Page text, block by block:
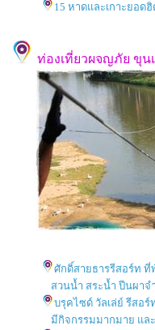
15 หาดและเกาะยอด
ท่องเที่ยวผจญภัย ขุน
ศักดิ์สายธารรีสอร์ท
สวนน้ำ สระน้ำ ปีนผาจำลอ
บรุคไซด์ วัลเล่ย์ รีสอ
มีกิจกรรมมากมาย และมีเมืองส